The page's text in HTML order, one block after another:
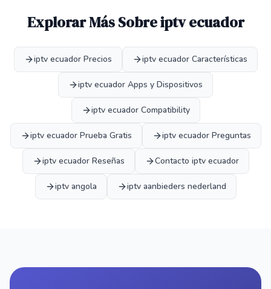
Explorar Más Sobre iptv ecuador
iptv ecuador Precios iptv ecuador Características
iptv ecuador Apps y Dispositivos
iptv ecuador Compatibility
iptv ecuador Prueba Gratis iptv ecuador Preguntas
iptv ecuador Reseñas Contacto iptv ecuador
iptv angola iptv aanbieders nederland